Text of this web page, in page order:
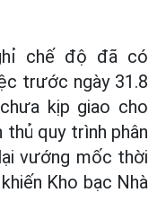
chế độ đã có
trước ngày 31.8
kịp giao cho
quy trình phân
vướng mốc thời
Kho bạc Nhà